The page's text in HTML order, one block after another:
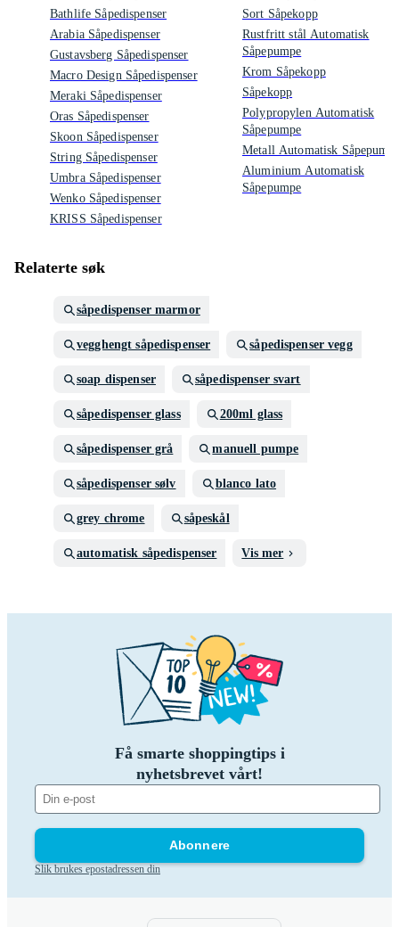
Bathlife Såpedispenser
Arabia Såpedispenser
Gustavsberg Såpedispenser
Macro Design Såpedispenser
Meraki Såpedispenser
Oras Såpedispenser
Skoon Såpedispenser
String Såpedispenser
Umbra Såpedispenser
Wenko Såpedispenser
KRISS Såpedispenser
Sort Såpekopp
Rustfritt stål Automatisk
Såpepumpe
Krom Såpekopp
Såpekopp
Polypropylen Automatisk
Såpepumpe
Metall Automatisk
Aluminium Automatisk
Såpepumpe
Relaterte søk
såpedispenser marmor
vegghengt såpedispenser såpedispenser vegg
soap dispenser såpedispenser svart
såpedispenser glass 200ml glass
såpedispenser grå manuell pumpe
såpedispenser sølv blanco lato
grey chrome såpeskål
automatisk såpedispenser Vis mer
Få smarte shoppingtips i
nyhetsbrevet vårt!
Abonnere
Slik brukes epostadressen din